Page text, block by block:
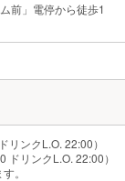
前」電停から徒歩1
リンクL.O. 22:00）
ドリンクL.O. 22:00）
。